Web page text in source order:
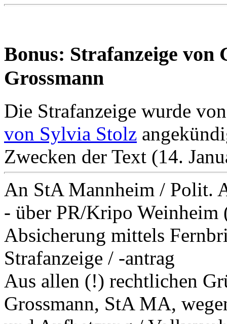
Bonus: Strafanzeige von
Grossmann
Die Strafanzeige wurde
von Sylvia Stolz
Zwecken der Text (14.
An StA Mannheim / Polit.
- über PR/Kripo Weinheim
Absicherung mittels
Strafanzeige / -antrag
Aus allen (!) rechtlichen
Grossmann, StA MA,